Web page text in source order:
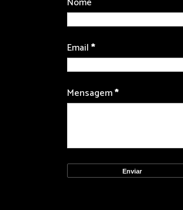
Email*
Mensagem*